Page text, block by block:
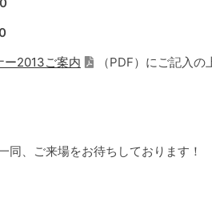
ー2013ご案内
（PDF）にご記入の
同、ご来場をお待ちしております！